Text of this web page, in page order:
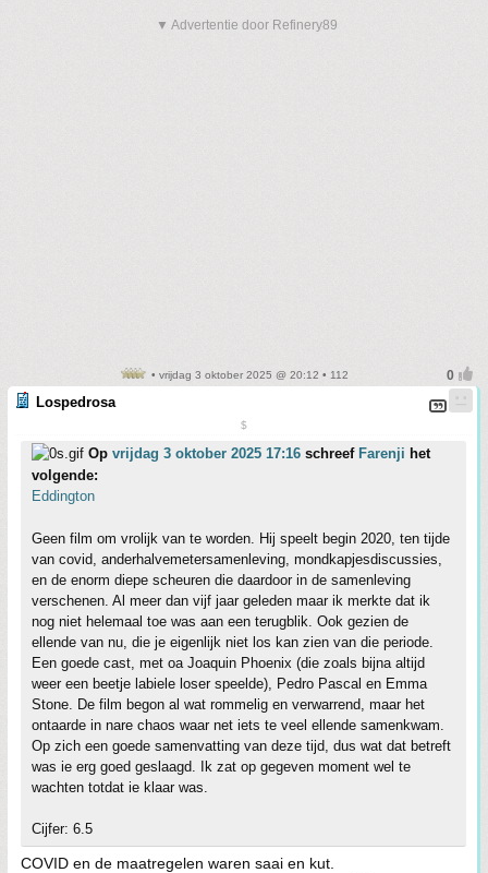
▼ Advertentie door Refinery89
• vrijdag 3 oktober 2025 @ 20:12 • 112
Lospedrosa
$
Op vrijdag 3 oktober 2025 17:16 schreef Farenji het
volgende:
Eddington
Geen film om vrolijk van te worden. Hij speelt begin 2020, ten tijde
van covid, anderhalvemetersamenleving, mondkapjesdiscussies,
en de enorm diepe scheuren die daardoor in de samenleving
verschenen. Al meer dan vijf jaar geleden maar ik merkte dat ik
nog niet helemaal toe was aan een terugblik. Ook gezien de
ellende van nu, die je eigenlijk niet los kan zien van die periode.
Een goede cast, met oa Joaquin Phoenix (die zoals bijna altijd
weer een beetje labiele loser speelde), Pedro Pascal en Emma
Stone. De film begon al wat rommelig en verwarrend, maar het
ontaarde in nare chaos waar net iets te veel ellende samenkwam.
Op zich een goede samenvatting van deze tijd, dus wat dat betreft
was ie erg goed geslaagd. Ik zat op gegeven moment wel te
wachten totdat ie klaar was.
Cijfer: 6.5
COVID en de maatregelen waren saai en kut.